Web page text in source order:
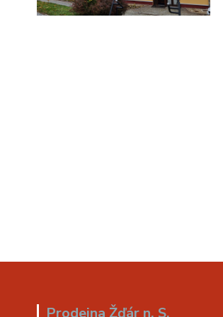
Prodejna Žďár n. S.